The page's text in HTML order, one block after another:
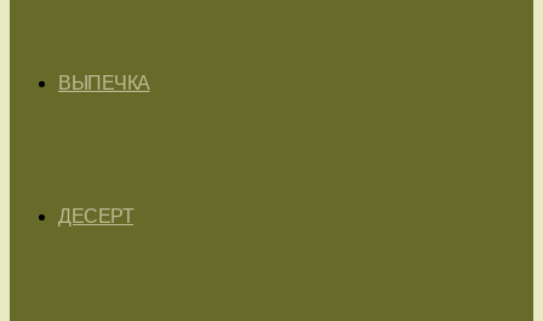
ВЫПЕЧКА
ДЕСЕРТ